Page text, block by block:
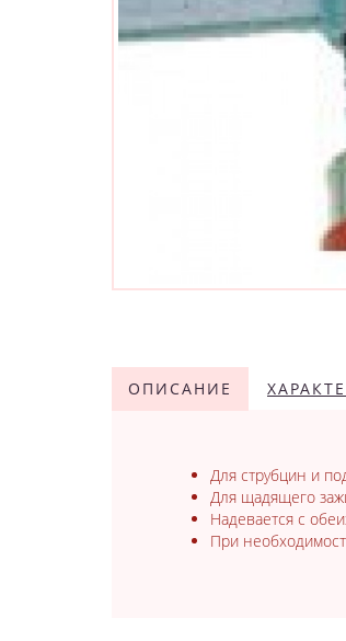
ОПИСАНИЕ
Для струбцин и
Для щадящего
Надевается с
При